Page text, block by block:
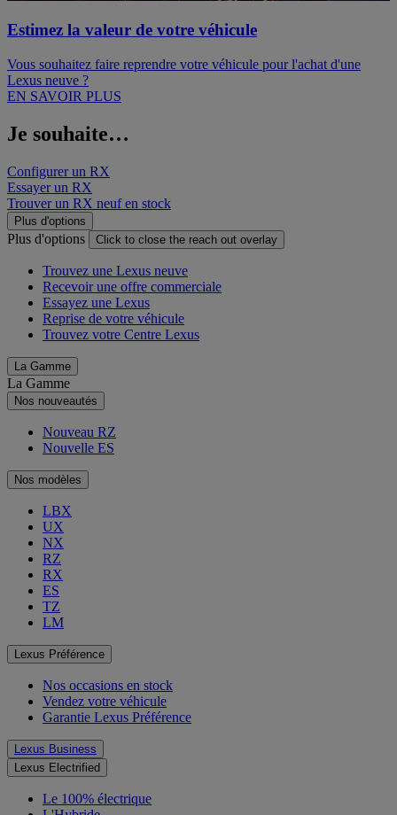
Estimez la valeur de votre véhicule
Vous souhaitez faire reprendre votre véhicule pour l'achat d'une
Lexus neuve ?
EN SAVOIR PLUS
Je souhaite…
Configurer un RX
Essayer un RX
Trouver un RX neuf en stock
Plus d'options
Plus d'options Click to close the reach out overlay
Trouvez une Lexus neuve
Recevoir une offre commerciale
Essayez une Lexus
Reprise de votre véhicule
Trouvez votre Centre Lexus
La Gamme
La Gamme
Nos nouveautés
Nouveau RZ
Nouvelle ES
Nos modèles
LBX
UX
NX
RZ
RX
ES
TZ
LM
Lexus Préférence
Nos occasions en stock
Vendez votre véhicule
Garantie Lexus Préférence
Lexus Business
Lexus Electrified
Le 100% électrique